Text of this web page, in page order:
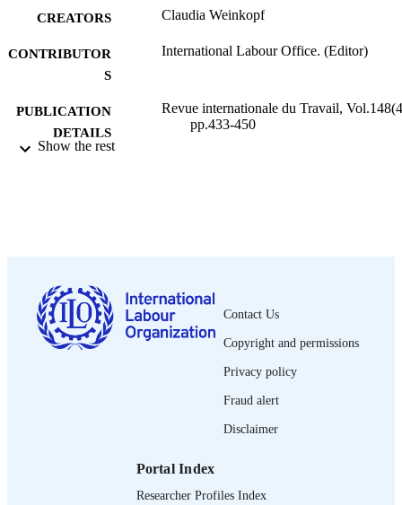
CREATORS Claudia Weinkopf
CONTRIBUTOR
S
International Labour Office. (Editor)
PUBLICATION
DETAILS
Revue internationale du Travail,
pp.433-450
DOI
https://doi.org/10.1111/J.1564-
9121.2009.00070.X
LANGUAGE French
journal article
Show the rest
Contact Us
Copyright and permissions
Privacy policy
Fraud alert
Disclaimer
Portal Index
Researcher Profiles Index